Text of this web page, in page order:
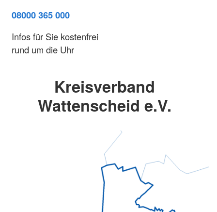
08000 365 000
Infos für Sie kostenfrei
rund um die Uhr
Kreisverband
Wattenscheid e.V.